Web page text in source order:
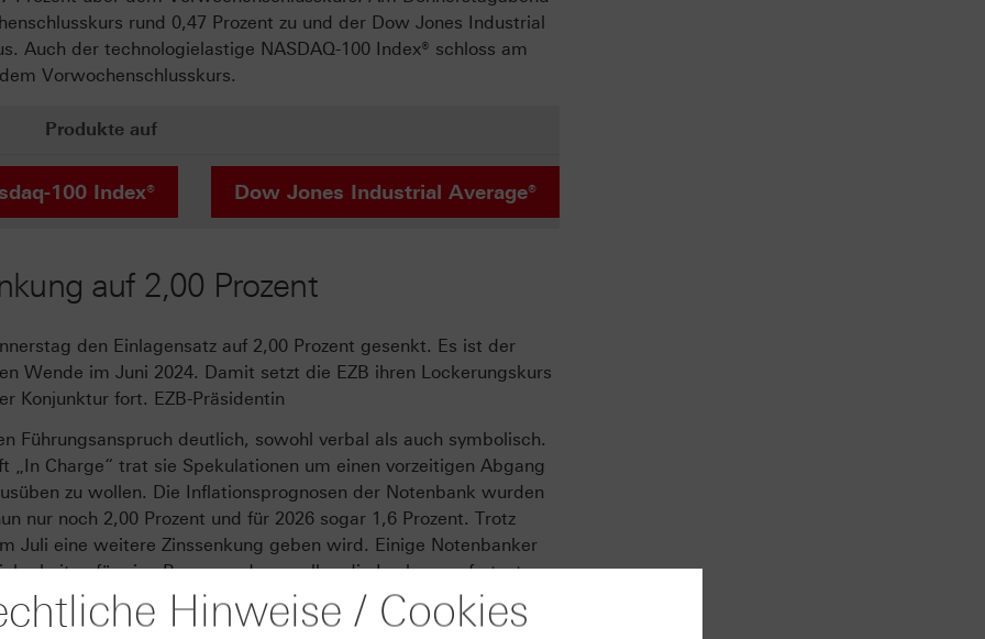
rund 0,47 Prozent zu und der Dow Jones Industrial
Auch der technologielastige NASDAQ-100 Index® schloss am
Vorwochenschlusskurs.
Produkte auf
100 Index® Dow Jones Industrial Average®
auf 2,00 Prozent
den Einlagensatz auf 2,00 Prozent gesenkt. Es ist der
Wende im Juni 2024. Damit setzt die EZB ihren Lockerungskurs
Konjunktur fort. EZB-Präsidentin
Führungsanspruch deutlich, sowohl verbal als auch symbolisch.
Charge“ trat sie Spekulationen um einen vorzeitigen Abgang
zu wollen. Die Inflationsprognosen der Notenbank wurden
nur noch 2,00 Prozent und für 2026 sogar 1,6 Prozent. Trotz
Juli eine weitere Zinssenkung geben wird. Einige Notenbanker
für eine Pause, andere wollen die Lockerung fortsetzen.
ein neues Rekordhoch, bevor geopolitische Spannungen
abschließend, man habe „noch keine Schlacht gewonnen“.
Hinweise / Cookies